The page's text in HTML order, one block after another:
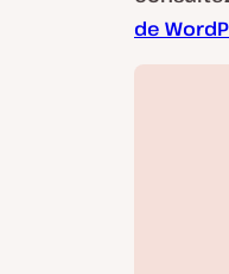
de